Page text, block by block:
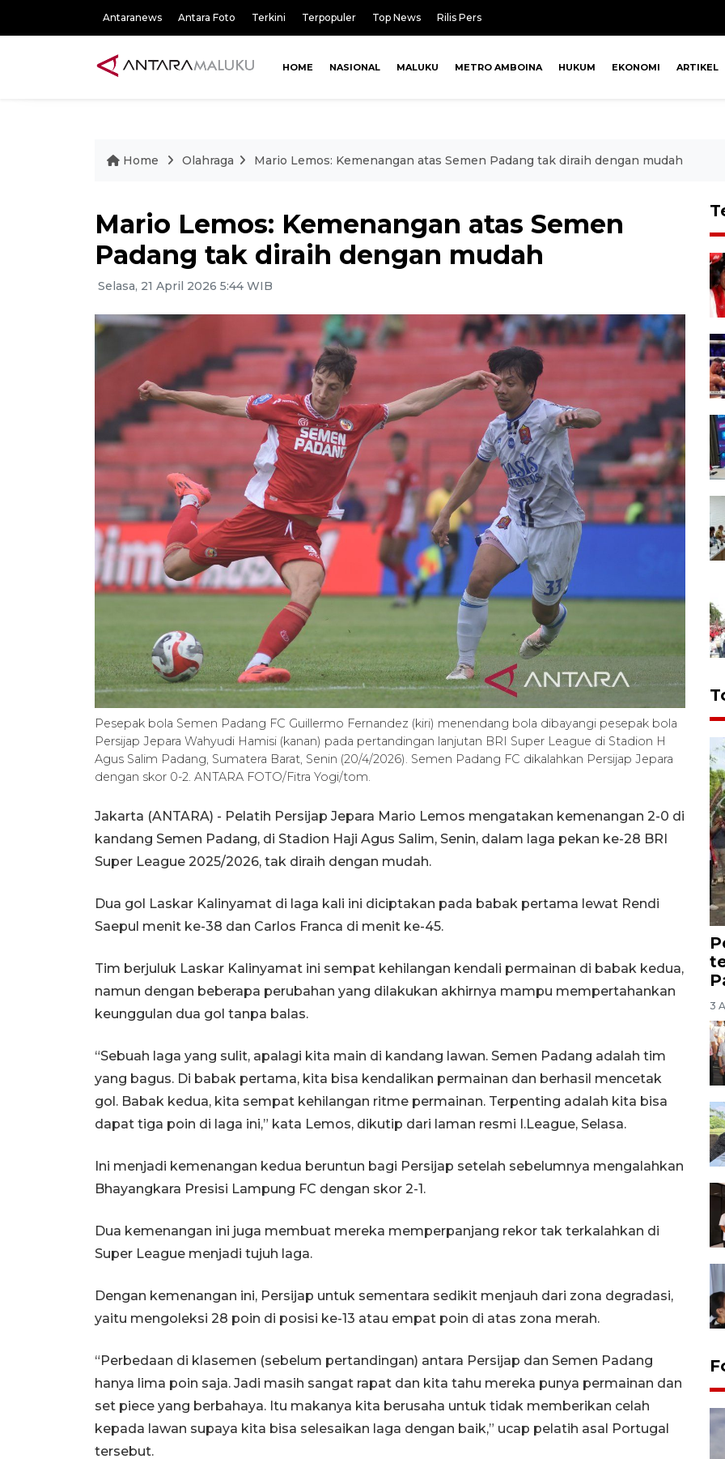
Antaranews Antara Foto Terkini Terpopuler Top News Rilis Pers
HOME NASIONAL MALUKU METRO AMBOINA HUKUM EKONOMI ARTIKEL
Home Olahraga Mario Lemos: Kemenangan atas Semen Padang tak diraih dengan mudah
Mario Lemos: Kemenangan atas Semen
Padang tak diraih dengan mudah
Selasa, 21 April 2026 5:44 WIB
Pesepak bola Semen Padang FC Guillermo Fernandez (kiri) menendang bola dibayangi pesepak bola
Persijap Jepara Wahyudi Hamisi (kanan) pada pertandingan lanjutan BRI Super League di Stadion H
Agus Salim Padang, Sumatera Barat, Senin (20/4/2026). Semen Padang FC dikalahkan Persijap Jepara
dengan skor 0-2. ANTARA FOTO/Fitra Yogi/tom.
Jakarta (ANTARA) - Pelatih Persijap Jepara Mario Lemos mengatakan kemenangan 2-0 di
kandang Semen Padang, di Stadion Haji Agus Salim, Senin, dalam laga pekan ke-28 BRI
Super League 2025/2026, tak diraih dengan mudah.
Dua gol Laskar Kalinyamat di laga kali ini diciptakan pada babak pertama lewat Rendi
Saepul menit ke-38 dan Carlos Franca di menit ke-45.
Tim berjuluk Laskar Kalinyamat ini sempat kehilangan kendali permainan di babak kedua,
namun dengan beberapa perubahan yang dilakukan akhirnya mampu mempertahankan
keunggulan dua gol tanpa balas.
“Sebuah laga yang sulit, apalagi kita main di kandang lawan. Semen Padang adalah tim
yang bagus. Di babak pertama, kita bisa kendalikan permainan dan berhasil mencetak
gol. Babak kedua, kita sempat kehilangan ritme permainan. Terpenting adalah kita bisa
dapat tiga poin di laga ini,” kata Lemos, dikutip dari laman resmi I.League, Selasa.
Ini menjadi kemenangan kedua beruntun bagi Persijap setelah sebelumnya mengalahkan
Bhayangkara Presisi Lampung FC dengan skor 2-1.
Dua kemenangan ini juga membuat mereka memperpanjang rekor tak terkalahkan di
Super League menjadi tujuh laga.
Dengan kemenangan ini, Persijap untuk sementara sedikit menjauh dari zona degradasi,
yaitu mengoleksi 28 poin di posisi ke-13 atau empat poin di atas zona merah.
“Perbedaan di klasemen (sebelum pertandingan) antara Persijap dan Semen Padang
hanya lima poin saja. Jadi masih sangat rapat dan kita tahu mereka punya permainan dan
set piece yang berbahaya. Itu makanya kita berusaha untuk tidak memberikan celah
kepada lawan supaya kita bisa selesaikan laga dengan baik,” ucap pelatih asal Portugal
tersebut.
3